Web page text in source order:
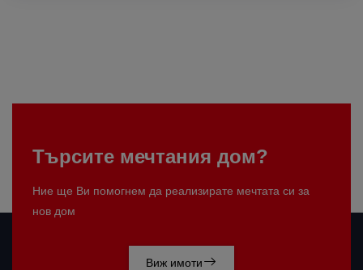
Търсите мечтания дом?
Ние ще Ви помогнем да реализирате мечтата си за
нов дом
Виж имоти